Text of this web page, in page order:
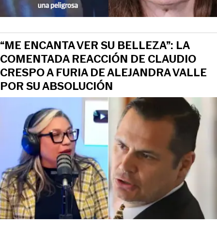
“ME ENCANTA VER SU BELLEZA”: LA
COMENTADA REACCIÓN DE CLAUDIO
CRESPO A FURIA DE ALEJANDRA VALLE
POR SU ABSOLUCIÓN